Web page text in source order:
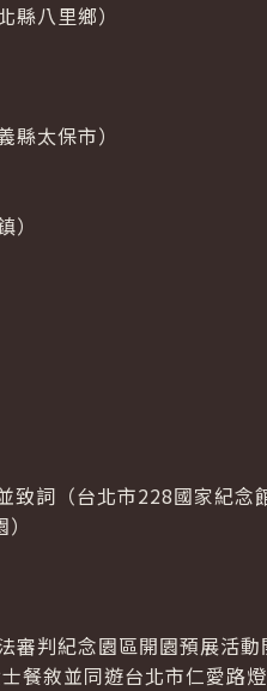
八里鄉）
太保市）
致詞（台北市228國家紀念
審判紀念園區開園預展活
餐敘並同遊台北市仁愛路